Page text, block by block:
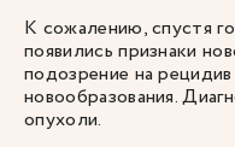
К сожалению, спустя
появились признаки
подозрение на
новообразования.
опухоли.